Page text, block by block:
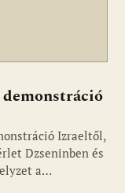
Izraeltől,
Dzseninben és
a…